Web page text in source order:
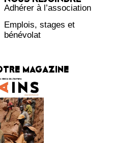
Adhérer à l’association
Emplois, stages et
bénévolat
MAGAZINE